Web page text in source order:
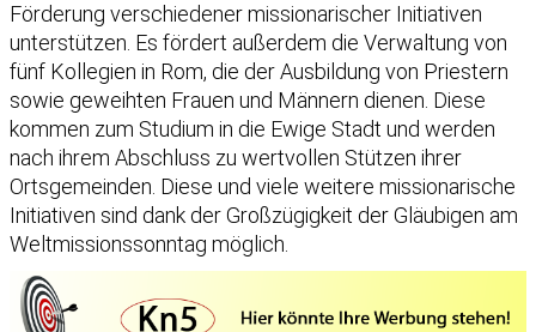
Förderung verschiedener missionarischer Initiativen
unterstützen. Es fördert außerdem die Verwaltung von
fünf Kollegien in Rom, die der Ausbildung von Priestern
sowie geweihten Frauen und Männern dienen. Diese
kommen zum Studium in die Ewige Stadt und werden
nach ihrem Abschluss zu wertvollen Stützen ihrer
Ortsgemeinden. Diese und viele weitere missionarische
Initiativen sind dank der Großzügigkeit der Gläubigen am
Weltmissionssonntag möglich.